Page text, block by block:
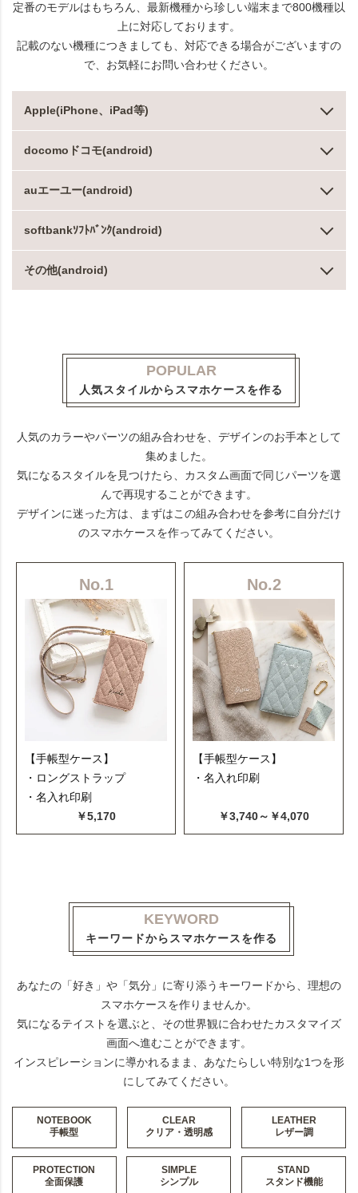
定番のモデルはもちろん、最新機種から珍しい端末まで800機種以
上に対応しております。
記載のない機種につきましても、対応できる場合がございますの
で、お気軽にお問い合わせください。
Apple(iPhone、iPad等)
docomoドコモ(android)
auエーユー(android)
softbankｿﾌﾄﾊﾞﾝｸ(android)
その他(android)
POPULAR
人気スタイルからスマホケースを作る
人気のカラーやパーツの組み合わせを、デザインのお手本として
集めました。
気になるスタイルを見つけたら、カスタム画面で同じパーツを選
んで再現することができます。
デザインに迷った方は、まずはこの組み合わせを参考に自分だけ
のスマホケースを作ってみてください。
No.1
【手帳型ケース】
・ロングストラップ
・名入れ印刷
￥5,170
No.2
【手帳型ケース】
・名入れ印刷
￥3,740～￥4,070
KEYWORD
キーワードからスマホケースを作る
あなたの「好き」や「気分」に寄り添うキーワードから、理想の
スマホケースを作りませんか。
気になるテイストを選ぶと、その世界観に合わせたカスタマイズ
画面へ進むことができます。
インスピレーションに導かれるまま、あなたらしい特別な1つを形
にしてみてください。
NOTEBOOK
手帳型
CLEAR
クリア・透明感
LEATHER
レザー調
PROTECTION
全面保護
SIMPLE
シンプル
STAND
スタンド機能